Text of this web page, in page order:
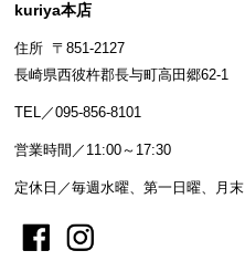
kuriya本店
住所 〒851-2127
長崎県西彼杵郡長与町高田郷62-1
TEL／095-856-8101
営業時間／11:00～17:30
定休日／毎週水曜、第一日曜、月末